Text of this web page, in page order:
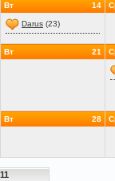
14
Вт
Darus (23)
21
Вт
28
Вт